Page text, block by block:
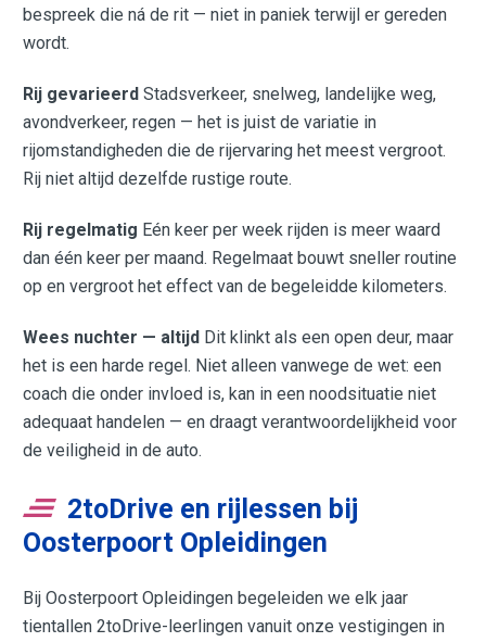
bespreek die ná de rit — niet in paniek terwijl er gereden
wordt.
Rij gevarieerd Stadsverkeer, snelweg, landelijke weg,
avondverkeer, regen — het is juist de variatie in
rijomstandigheden die de rijervaring het meest vergroot.
Rij niet altijd dezelfde rustige route.
Rij regelmatig Eén keer per week rijden is meer waard
dan één keer per maand. Regelmaat bouwt sneller routine
op en vergroot het effect van de begeleidde kilometers.
Wees nuchter — altijd Dit klinkt als een open deur, maar
het is een harde regel. Niet alleen vanwege de wet: een
coach die onder invloed is, kan in een noodsituatie niet
adequaat handelen — en draagt verantwoordelijkheid voor
de veiligheid in de auto.
2toDrive en rijlessen bij
Oosterpoort Opleidingen
Bij Oosterpoort Opleidingen begeleiden we elk jaar
tientallen 2toDrive-leerlingen vanuit onze vestigingen in